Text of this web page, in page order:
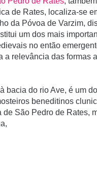
de Rates, localiza-se
da Póvoa de Varzim,
um dos mais
no então
a relevância das formas
bacia do rio Ave, é um
beneditinos
de São Pedro de Rates,